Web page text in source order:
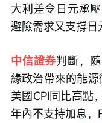
大利差令日元承
避險需求又支撐日
中信證券判斷，
緣政治帶來的能
美國CPI同比高點
年內不支持加息，